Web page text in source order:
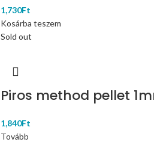
1,730Ft
Kosárba teszem
Sold out
Piros method pellet
1,840Ft
Tovább